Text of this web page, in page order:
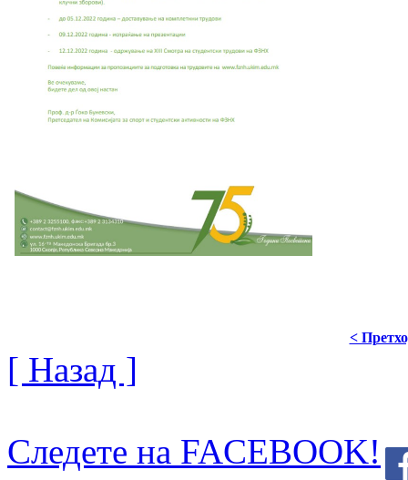
<
[ Назад ]
Следете на FACEBOOK!